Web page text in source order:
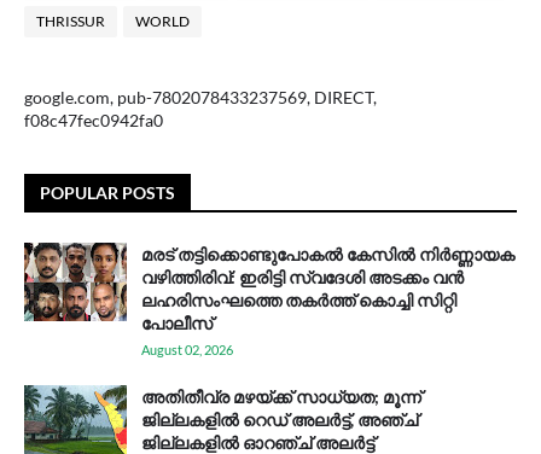
THRISSUR WORLD
google.com, pub-7802078433237569, DIRECT,
f08c47fec0942fa0
POPULAR POSTS
മരട് തട്ടിക്കൊണ്ടുപോകൽ കേസിൽ നിർണ്ണായക
വഴിത്തിരിവ്: ഇരിട്ടി സ്വദേശി അടക്കം വൻ
ലഹരിസംഘത്തെ തകർത്ത് കൊച്ചി സിറ്റി
പോലീസ്
August 02, 2026
അതിതീവ്ര മഴയ്ക്ക് സാധ്യത; മൂന്ന്
ജില്ലകളിൽ റെഡ് അലർട്ട്, അഞ്ച്
ജില്ലകളിൽ ഓറഞ്ച് അലർട്ട്